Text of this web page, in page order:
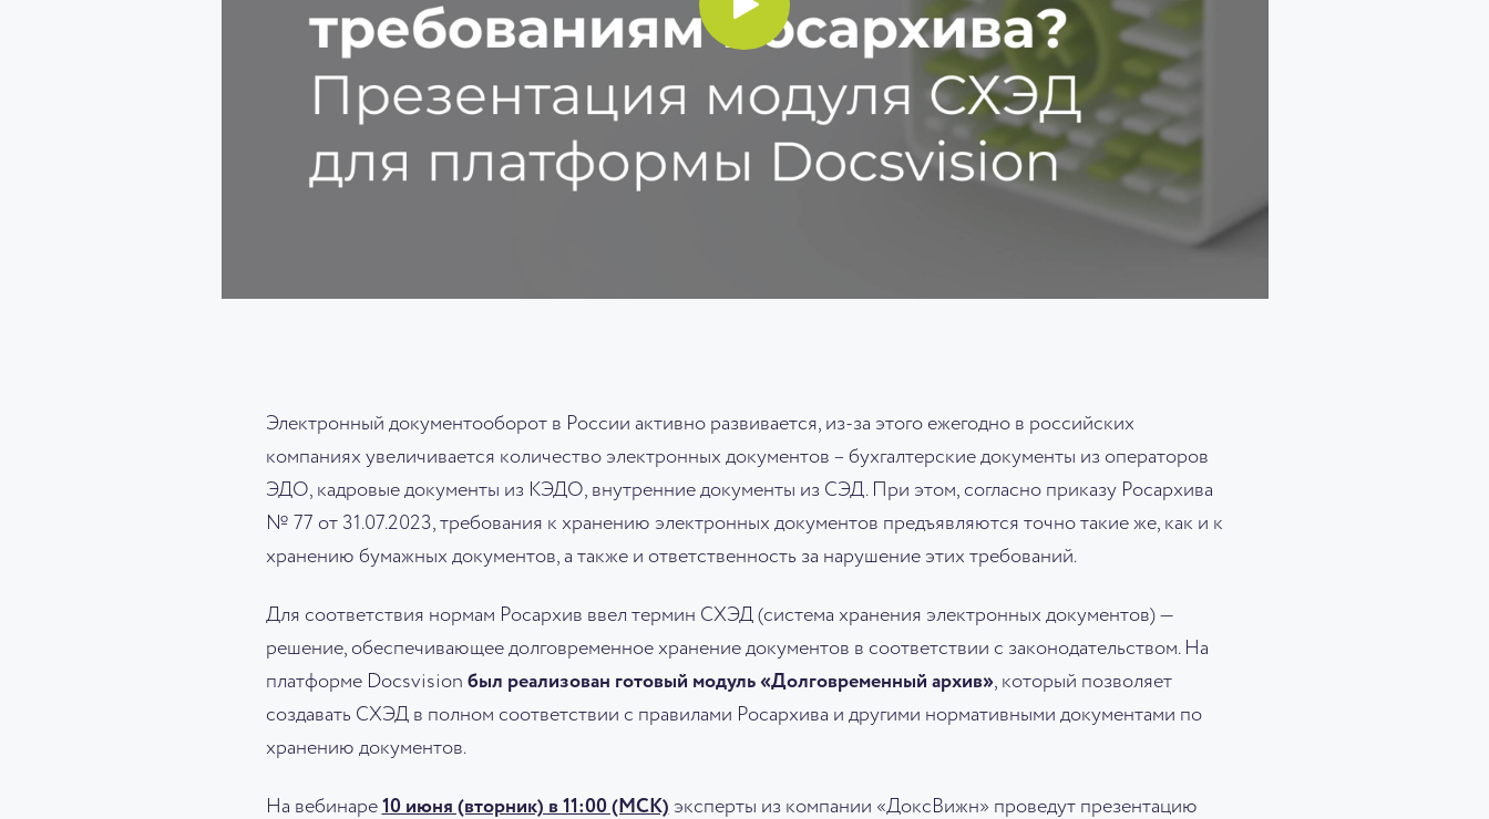
Электронный документооборот в России активно развивается, из-за этого ежегодно в российских
компаниях увеличивается количество электронных документов – бухгалтерские документы из операторов
ЭДО, кадровые документы из КЭДО, внутренние документы из СЭД. При этом, согласно приказу Росархива
№ 77 от 31.07.2023, требования к хранению электронных документов предъявляются точно такие же, как и к
хранению бумажных документов, а также и ответственность за нарушение этих требований.
Для соответствия нормам Росархив ввел термин СХЭД (система хранения электронных документов) —
решение, обеспечивающее долговременное хранение документов в соответствии с законодательством. На
платформе Docsvision был реализован готовый модуль «Долговременный архив», который позволяет
создавать СХЭД в полном соответствии с правилами Росархива и другими нормативными документами по
хранению документов.
На вебинаре 10 июня (вторник) в 11:00 (МСК) эксперты из компании «ДоксВижн» проведут презентацию